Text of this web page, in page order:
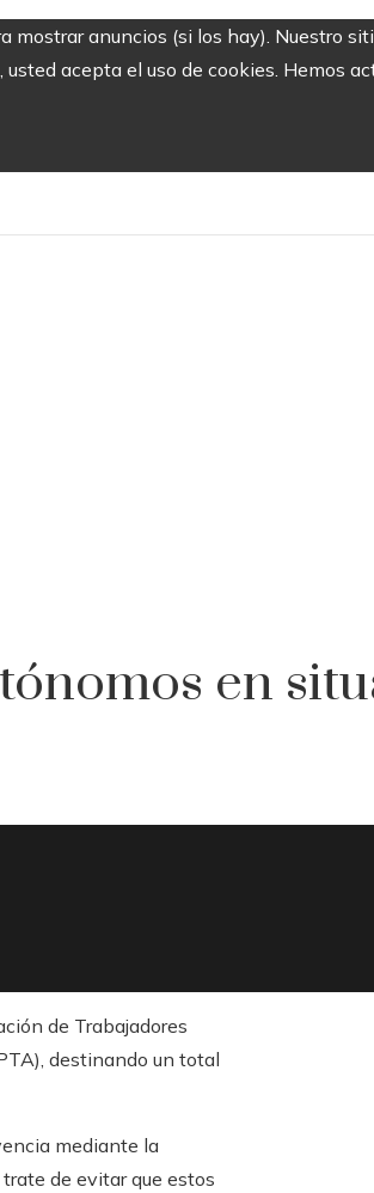
anuncios (si los hay). Nuestro
acepta el uso de cookies. Hemos
en
de Trabajadores
destinando un total
mediante la
de evitar que estos